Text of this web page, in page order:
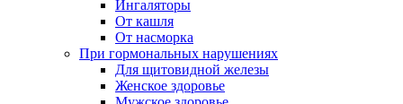
Ингаляторы
От кашля
От насморка
При гормональных нарушениях
Для щитовидной железы
Женское здоровье